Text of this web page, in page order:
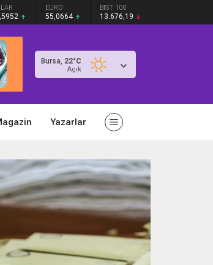
EURO
55,0664
BIST 100
13.676,19
Bursa, 22°C
Açık
Yazarlar